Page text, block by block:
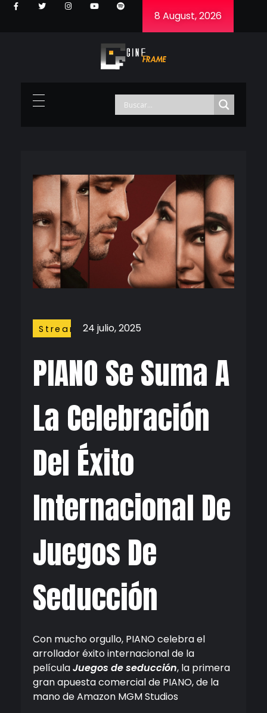
8 August, 2026
PIANO Se Suma A
La Celebración
Del Éxito
Internacional De
Juegos De
Seducción
24 julio, 2025
Streaming
Con mucho orgullo, PIANOcelebra el
arrolladoréxitointernacionalde la
películaJuegos deseducción, la primera
gran apuesta comercial de PIANO, de la
mano de Amazon MGM Studios